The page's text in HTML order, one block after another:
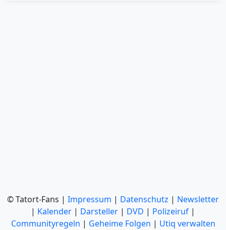
© Tatort-Fans | Impressum | Datenschutz | Newsletter
| Kalender | Darsteller | DVD | Polizeiruf |
Communityregeln | Geheime Folgen | Utiq verwalten